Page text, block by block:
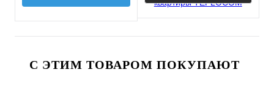
С ЭТИМ ТОВАРОМ ПОКУПАЮТ